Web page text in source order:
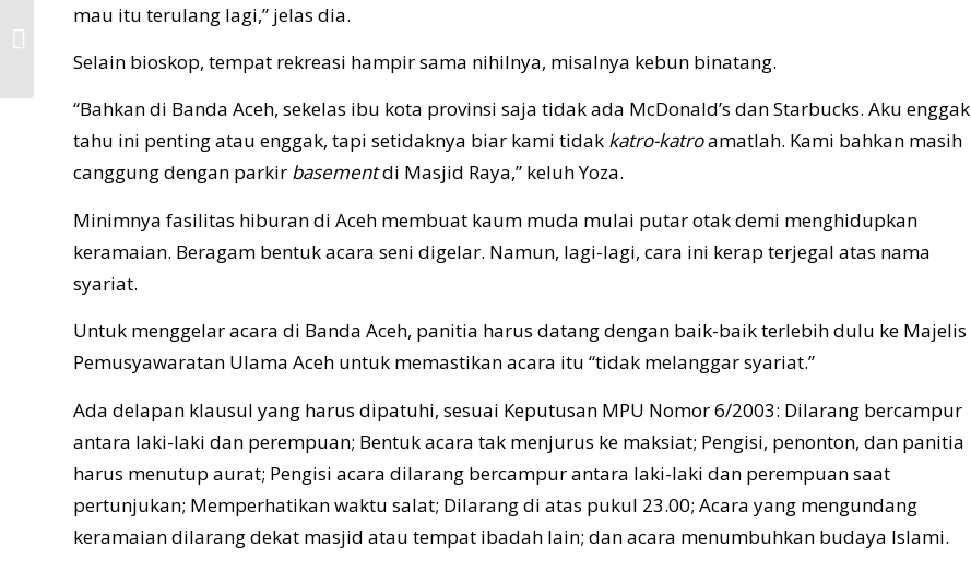
mau itu terulang lagi,” jelas dia.
Selain bioskop, tempat rekreasi hampir sama nihilnya, misalnya kebun binatang.
“Bahkan di Banda Aceh, sekelas ibu kota provinsi saja tidak ada McDonald’s dan Starbucks. Aku enggak
tahu ini penting atau enggak, tapi setidaknya biar kami tidak katro-katroamatlah. Kami bahkan masih
canggung dengan parkir basementdi Masjid Raya,” keluh Yoza.
Minimnya fasilitas hiburan di Aceh membuat kaum muda mulai putar otak demi menghidupkan
keramaian. Beragam bentuk acara seni digelar. Namun, lagi-lagi, cara ini kerap terjegal atas nama
syariat.
Untuk menggelar acara di Banda Aceh, panitia harus datang dengan baik-baik terlebih dulu ke Majelis
Pemusyawaratan Ulama Aceh untuk memastikan acara itu “tidak melanggar syariat.”
Ada delapan klausul yang harus dipatuhi, sesuai Keputusan MPU Nomor 6/2003: Dilarang bercampur
antara laki-laki dan perempuan; Bentuk acara tak menjurus ke maksiat; Pengisi, penonton, dan panitia
harus menutup aurat; Pengisi acara dilarang bercampur antara laki-laki dan perempuan saat
pertunjukan; Memperhatikan waktu salat; Dilarang di atas pukul 23.00; Acara yang mengundang
keramaian dilarang dekat masjid atau tempat ibadah lain; dan acara menumbuhkan budaya Islami.
KAJIAN QIWAMAH DAN